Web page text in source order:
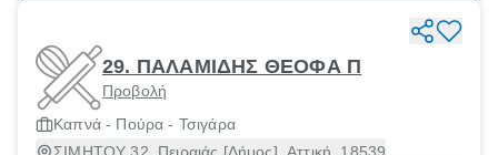
29. ΠΑΛΑΜΙΔΗΣ ΘΕΟΦΑ Π
Προβολή
Καπνά - Πούρα - Τσιγάρα